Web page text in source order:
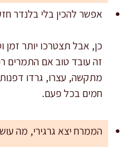
אפשר להכין בלי בלנדר
כן, אבל תצטרכו יותר זמן
זה עובד טוב אם התמרים
חמים בכל פעם.
הממרח יצא גרגירי, מה